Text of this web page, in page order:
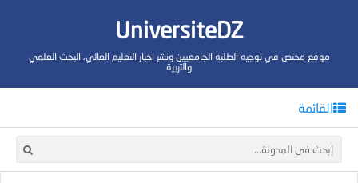
UniversiteDZ
موقع مختص في توجيه الطلبة الجامعيين ونشر اخبار التعليم العالي، البحث العلمي
والتربية
القائمة